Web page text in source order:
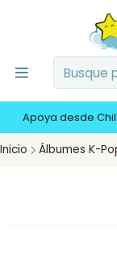
Apoya desde
Inicio Álbumes K-